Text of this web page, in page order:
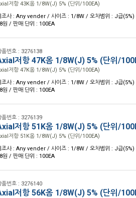
저항 43K옴 1/8W(J) 5% (단위/100EA)
조사 : Any vender / 사이즈 : 1/8W / 오차범위 : J급(5%)
원 / 판매 단위 : 100EA
품번호 : 3276138
저항 47K옴 1/8W(J) 5% (단위/
저항 47K옴 1/8W(J) 5% (단위/100EA)
조사 : Any vender / 사이즈 : 1/8W / 오차범위 : J급(5%)
원 / 판매 단위 : 100EA
품번호 : 3276139
저항 51K옴 1/8W(J) 5% (단위/
저항 51K옴 1/8W(J) 5% (단위/100EA)
조사 : Any vender / 사이즈 : 1/8W / 오차범위 : J급(5%)
원 / 판매 단위 : 100EA
품번호 : 3276140
저항 56K옴 1/8W(J) 5% (단위/